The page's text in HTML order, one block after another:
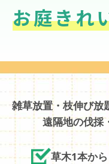
お庭きれ
雑草放置・枝伸び放
遠隔地の伐採
草木1本か